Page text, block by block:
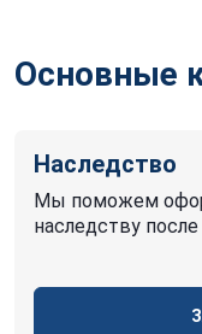
Основные
Наследство
Мы поможем
наследству